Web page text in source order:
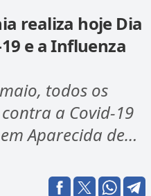
realiza hoje Dia
e a Influenza
todos os
a Covid-19
Aparecida de…